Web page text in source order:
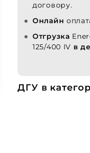
договору.
Онлайн
Отгрузка
125/400 IV в
ДГУ в